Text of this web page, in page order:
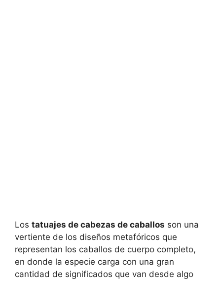
Los tatuajes de cabezas de caballos son una
vertiente de los diseños metafóricos que
representan los caballos de cuerpo completo,
en donde la especie carga con una gran
cantidad de significados que van desde algo